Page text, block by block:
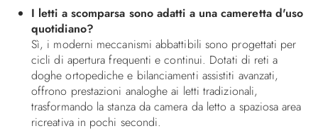
I letti a scomparsa sono adatti a una cameretta d'uso
quotidiano?
Sì, i moderni meccanismi abbattibili sono progettati per
cicli di apertura frequenti e continui. Dotati di reti a
doghe ortopediche e bilanciamenti assistiti avanzati,
offrono prestazioni analoghe ai letti tradizionali,
trasformando la stanza da camera da letto a spaziosa area
ricreativa in pochi secondi.